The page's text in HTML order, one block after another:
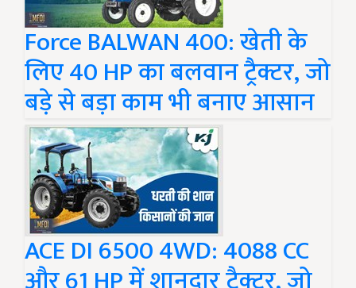
Force BALWAN 400: खेती के
लिए 40 HP का बलवान ट्रैक्टर, जो
बड़े से बड़ा काम भी बनाए आसान
ACE DI 6500 4WD: 4088 CC